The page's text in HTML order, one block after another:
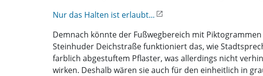
Nur das Halten ist erlaubt...
Demnach könnte der Fußwegbereich mit
Steinhuder Deichstraße funktioniert das, wie
farblich abgestuftem Pflaster, was allerdings nicht
wirken. Deshalb wären sie auch für den einheitlich in